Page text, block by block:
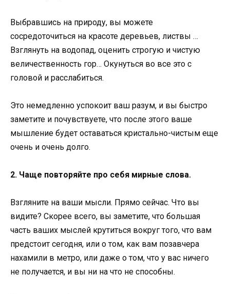
Выбравшись на природу, вы можете
сосредоточиться на красоте деревьев, листвы …
Взглянуть на водопад, оценить строгую и чистую
величественность гор… Окунуться во все это с
головой и расслабиться.
Это немедленно успокоит ваш разум, и вы быстро
заметите и почувствуете, что после этого ваше
мышление будет оставаться кристально-чистым еще
очень и очень долго.
2. Чаще повторяйте про себя мирные слова.
Взгляните на ваши мысли. Прямо сейчас. Что вы
видите? Скорее всего, вы заметите, что большая
часть ваших мыслей крутиться вокруг того, что вам
предстоит сегодня, или о том, как вам позавчера
нахамили в метро, или даже о том, что у вас ничего
не получается, и вы ни на что не способны.